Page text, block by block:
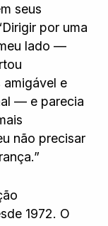
seus
por uma
lado —
e
— e parecia
não precisar
1972. O